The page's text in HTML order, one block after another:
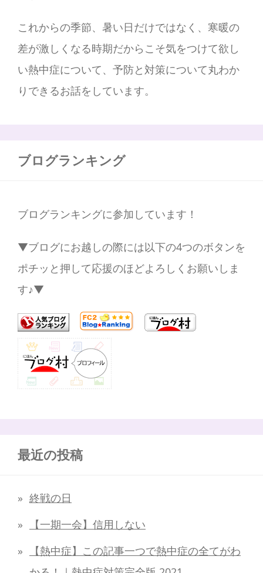
これからの季節、暑い日だけではなく、寒暖の
差が激しくなる時期だからこそ気をつけて欲し
い熱中症について、予防と対策について丸わか
りできるお話をしています。
ブログランキング
ブログランキングに参加しています！
▼ブログにお越しの際には以下の4つのボタンを
ポチッと押して応援のほどよろしくお願いしま
す♪▼
最近の投稿
終戦の日
【一期一会】信用しない
【熱中症】この記事一つで熱中症の全てがわ